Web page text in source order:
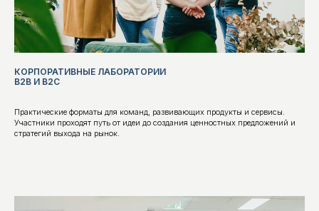
КОРПОРАТИВНЫЕ ЛАБОРАТОРИИ
B2B И B2C
Практические форматы для команд, развивающих продукты и сервисы.
Участники проходят путь от идеи до создания ценностных предложений и
стратегий выхода на рынок.